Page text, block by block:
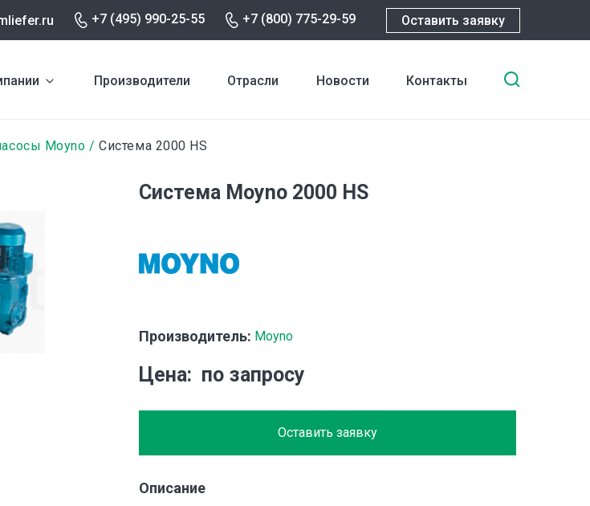
+7 (495) 990-25-55 +7 (800) 775-29-59 Оставить заявку
Производители Отрасли Новости Контакты
Moyno Система 2000 HS
Система Moyno 2000 HS
Производитель: Moyno
Цена по запросу
Оставить заявку
Описание